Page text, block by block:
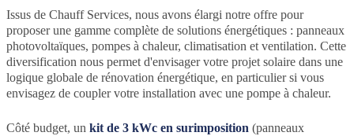
Issus de Chauff Services, nous avons élargi notre offre pour
proposer une gamme complète de solutions énergétiques : panneaux
photovoltaïques, pompes à chaleur, climatisation et ventilation. Cette
diversification nous permet d'envisager votre projet solaire dans une
logique globale de rénovation énergétique, en particulier si vous
envisagez de coupler votre installation avec une pompe à chaleur.
Côté budget, un kit de 3 kWc en surimposition (panneaux